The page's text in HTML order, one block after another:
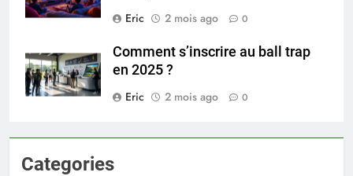
Eric
2 mois ago 0
Comment s’inscrire au ball trap
en 2025 ?
Eric
2 mois ago 0
Categories